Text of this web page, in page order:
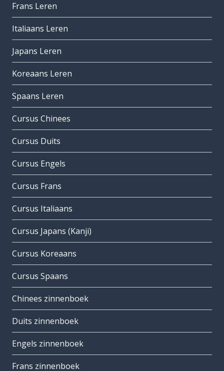
Frans Leren
Italiaans Leren
Japans Leren
Koreaans Leren
Spaans Leren
Cursus Chinees
Cursus Duits
Cursus Engels
Cursus Frans
Cursus Italiaans
Cursus Japans (Kanji)
Cursus Koreaans
Cursus Spaans
Chinees zinnenboek
Duits zinnenboek
Engels zinnenboek
Frans zinnenboek